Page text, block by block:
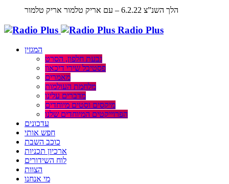
הלך השנ”צ 6.2.22 – עם אריק טלמור
אריק טלמור
Radio Plus
המגזין
גבעת חלפון, הסרט
פסטיבל שירי דיכאון
מאמרים
מלחמת העולמות
מדברים עלינו
מיקסים וסטים מיוחדים
הפרוייקטים המיוחדים שלנו
עדכונים
חפש אותי
כוכב השבת
ארכיון תכניות
לוח השידורים
הצוות
מי אנחנו